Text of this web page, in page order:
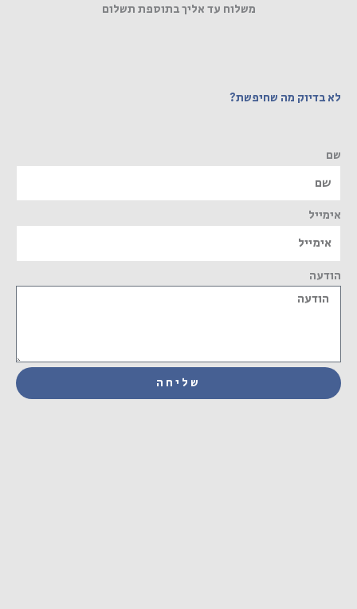
משלוח עד אליך בתוספת תשלום
לא בדיוק מה שחיפשת?
שם
אימייל
הודעה
שליחה